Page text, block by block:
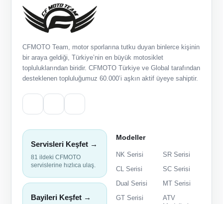
CFMOTO Team, motor sporlarına tutku duyan binlerce kişinin
bir araya geldiği, Türkiye’nin en büyük motosiklet
topluluklarından biridir. CFMOTO Türkiye ve Global tarafından
desteklenen topluluğumuz 60.000’i aşkın aktif üyeye sahiptir.
Servisleri Keşfet →
81 ildeki CFMOTO
servislerine hızlıca ulaş.
Bayileri Keşfet →
Modeller
NK Serisi
SR Serisi
CL Serisi
SC Serisi
Dual Serisi
MT Serisi
GT Serisi
ATV